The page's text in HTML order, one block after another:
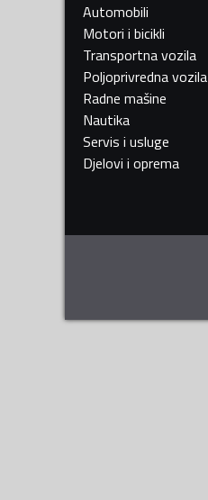
Automobili
Motori i bicikli
Transportna vozila
Poljoprivredna vozila
Radne mašine
Nautika
Servis i usluge
Djelovi i oprema